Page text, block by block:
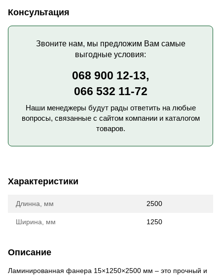
Консультация
Звоните нам, мы предложим Вам самые
выгодные условия:
068 900 12-13,
066 532 11-72
Наши менеджеры будут рады ответить на любые
вопросы, связанные с сайтом компании и каталогом
товаров.
Характеристики
Длинна, мм 2500
Ширина, мм 1250
Описание
Ламинированная фанера 15×1250×2500 мм – это прочный и